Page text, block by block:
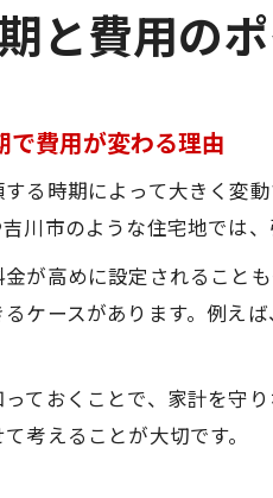
と費用の
費用が変わる理由
る時期によって大きく変
川市のような住宅地では
が高めに設定されること
ケースがあります。例え
ておくことで、家計を守
考えることが大切です。